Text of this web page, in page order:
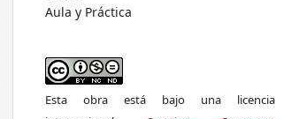
Aula y Práctica
Esta obra está bajo una licencia